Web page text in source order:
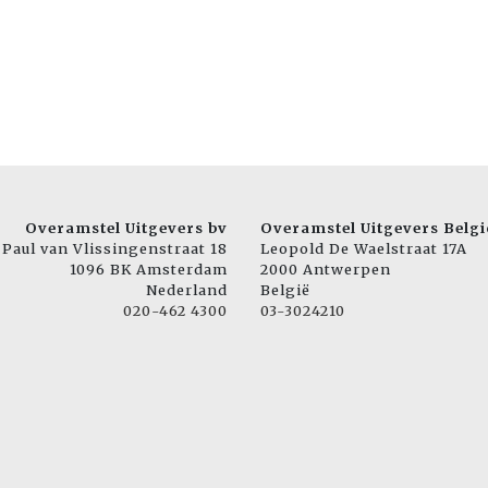
Overamstel Uitgevers bv
Paul van Vlissingenstraat 18
1096 BK Amsterdam
Nederland
020-462 4300
Overamstel Uitgevers
Leopold De Waelstraat 17A
2000 Antwerpen
België
03-3024210